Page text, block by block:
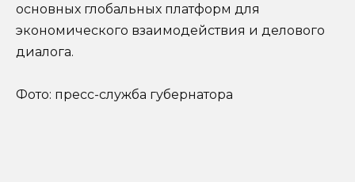
основных глобальных платформ для
экономического взаимодействия и делового
диалога.
Фото: пресс-служба губернатора